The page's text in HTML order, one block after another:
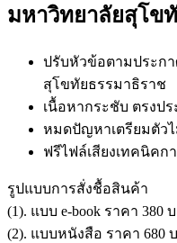
มหาวิทยาลัยสุโข
ปรับหัวข้อตามประก
สุโขทัยธรรมาธิราช
เนื้อหากระชับ ตรงปร
หมดปัญหาเตรียมตัว
ฟรีไฟล์เสียงเทคนิค
รูปแบบการสั่งชื้อสินค้า
(1). แบบ e-book ราคา 380
(2). แบบหนังสือ ราคา 680